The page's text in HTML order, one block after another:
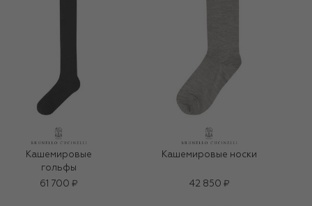
Кашемировые
гольфы
61 700 ₽
Кашемировые носки
42 850 ₽